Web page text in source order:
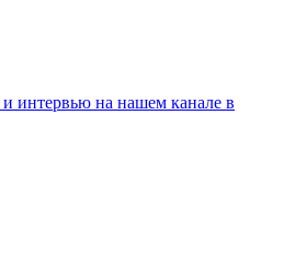
интервью на нашем канале в